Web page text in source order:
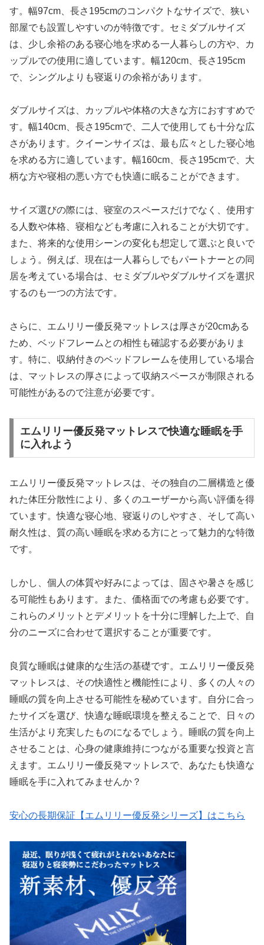
す。幅97cm、長さ195cmのコンパクトなサイズで、狭い
部屋でも設置しやすいのが特徴です。セミダブルサイズ
は、少し余裕のある寝心地を求める一人暮らしの方や、カ
ップルでの使用に適しています。幅120cm、長さ195cm
で、シングルよりも寝返りの余裕があります。
ダブルサイズは、カップルや体格の大きな方におすすめで
す。幅140cm、長さ195cmで、二人で使用しても十分な広
さがあります。クイーンサイズは、最も広々とした寝心地
を求める方に適しています。幅160cm、長さ195cmで、大
柄な方や寝相の悪い方でも快適に眠ることができます。
サイズ選びの際には、寝室のスペースだけでなく、使用す
る人数や体格、寝相なども考慮に入れることが大切です。
また、将来的な使用シーンの変化も想定して選ぶと良いで
しょう。例えば、現在は一人暮らしでもパートナーとの同
居を考えている場合は、セミダブルやダブルサイズを選択
するのも一つの方法です。
さらに、エムリリー優反発マットレスは厚さが20cmある
ため、ベッドフレームとの相性も確認する必要がありま
す。特に、収納付きのベッドフレームを使用している場合
は、マットレスの厚さによって収納スペースが制限される
可能性があるので注意が必要です。
エムリリー優反発マットレスで快適な睡眠を手
に入れよう
エムリリー優反発マットレスは、その独自の二層構造と優
れた体圧分散性により、多くのユーザーから高い評価を得
ています。快適な寝心地、寝返りのしやすさ、そして高い
耐久性は、質の高い睡眠を求める方にとって魅力的な特徴
です。
しかし、個人の体質や好みによっては、固さや暑さを感じ
る可能性もあります。また、価格面での考慮も必要です。
これらのメリットとデメリットを十分に理解した上で、自
分のニーズに合わせて選択することが重要です。
良質な睡眠は健康的な生活の基礎です。エムリリー優反発
マットレスは、その快適性と機能性により、多くの人々の
睡眠の質を向上させる可能性を秘めています。自分に合っ
たサイズを選び、快適な睡眠環境を整えることで、日々の
生活がより充実したものになるでしょう。睡眠の質を向上
させることは、心身の健康維持につながる重要な投資と言
えます。エムリリー優反発マットレスで、あなたも快適な
睡眠を手に入れてみませんか？
安心の長期保証【エムリリー優反発シリーズ】はこちら